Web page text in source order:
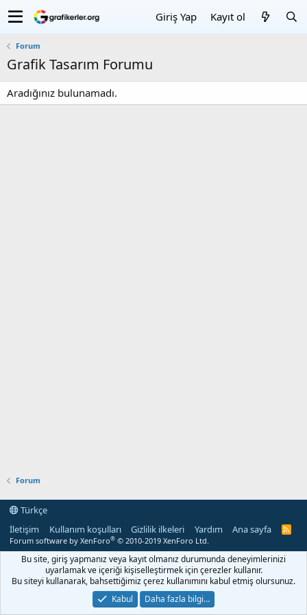
Giriş Yap Kayıt ol
Forum
Grafik Tasarım Forumu
Aradığınız bulunamadı.
Forum
Türkçe
İletişim
Kullanım koşulları Gizlilik ilkeleri Yardım Ana sayfa
R
Forum software by XenForo® © 2010-2019 XenForo Ltd.
Bu site, giriş yapmanız veya kayıt olmanız durumunda deneyimlerinizi
uyarlamak ve içeriği kişiselleştirmek için çerezler kullanır.
Bu siteyi kullanarak, bahsettiğimiz çerez kullanımını kabul etmiş olursunuz.
Kabul
Daha fazla bilgi…